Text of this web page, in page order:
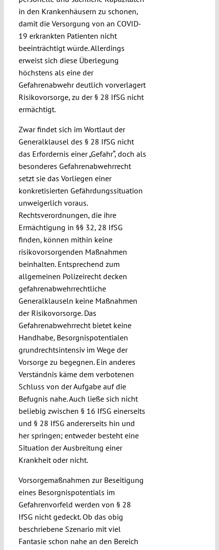
in den Krankenhäusern zu schonen,
damit die Versorgung von an COVID-
19 erkrankten Patienten nicht
beeinträchtigt würde. Allerdings
erweist sich diese Überlegung
höchstens als eine der
Gefahrenabwehr deutlich vorverlagert
Risikovorsorge, zu der § 28 IfSG nicht
ermächtigt.
Zwar findet sich im Wortlaut der
Generalklausel des § 28 IfSG nicht
das Erfordernis einer „Gefahr“, doch als
besonderes Gefahrenabwehrrecht
setzt sie das Vorliegen einer
konkretisierten Gefährdungssituation
unweigerlich voraus.
Rechtsverordnungen, die ihre
Ermächtigung in §§ 32, 28 IfSG
finden, können mithin keine
risikovorsorgenden Maßnahmen
beinhalten. Entsprechend zum
allgemeinen Polizeirecht decken
gefahrenabwehrrechtliche
Generalklauseln keine Maßnahmen
der Risikovorsorge. Das
Gefahrenabwehrrecht bietet keine
Handhabe, Besorgnispotentialen
grundrechtsintensiv im Wege der
Vorsorge zu begegnen. Ein anderes
Verständnis käme dem verbotenen
Schluss von der Aufgabe auf die
Befugnis nahe. Auch ließe sich nicht
beliebig zwischen § 16 IfSG einerseits
und § 28 IfSG andererseits hin und
her springen; entweder besteht eine
Situation der Ausbreitung einer
Krankheit oder nicht.
Vorsorgemaßnahmen zur Beseitigung
eines Besorgnispotentials im
Gefahrenvorfeld werden von § 28
IfSG nicht gedeckt. Ob das obig
beschriebene Szenario mit viel
Fantasie schon nahe an den Bereich